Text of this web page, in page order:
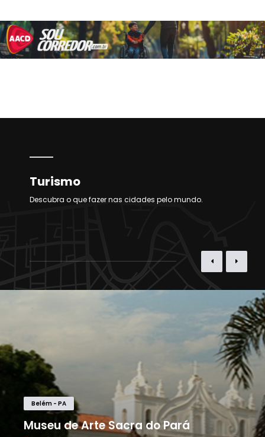
Turismo
Descubra o que fazer nas cidades pelo mundo.
Belém - PA
Museu de Arte Sacra do Pará